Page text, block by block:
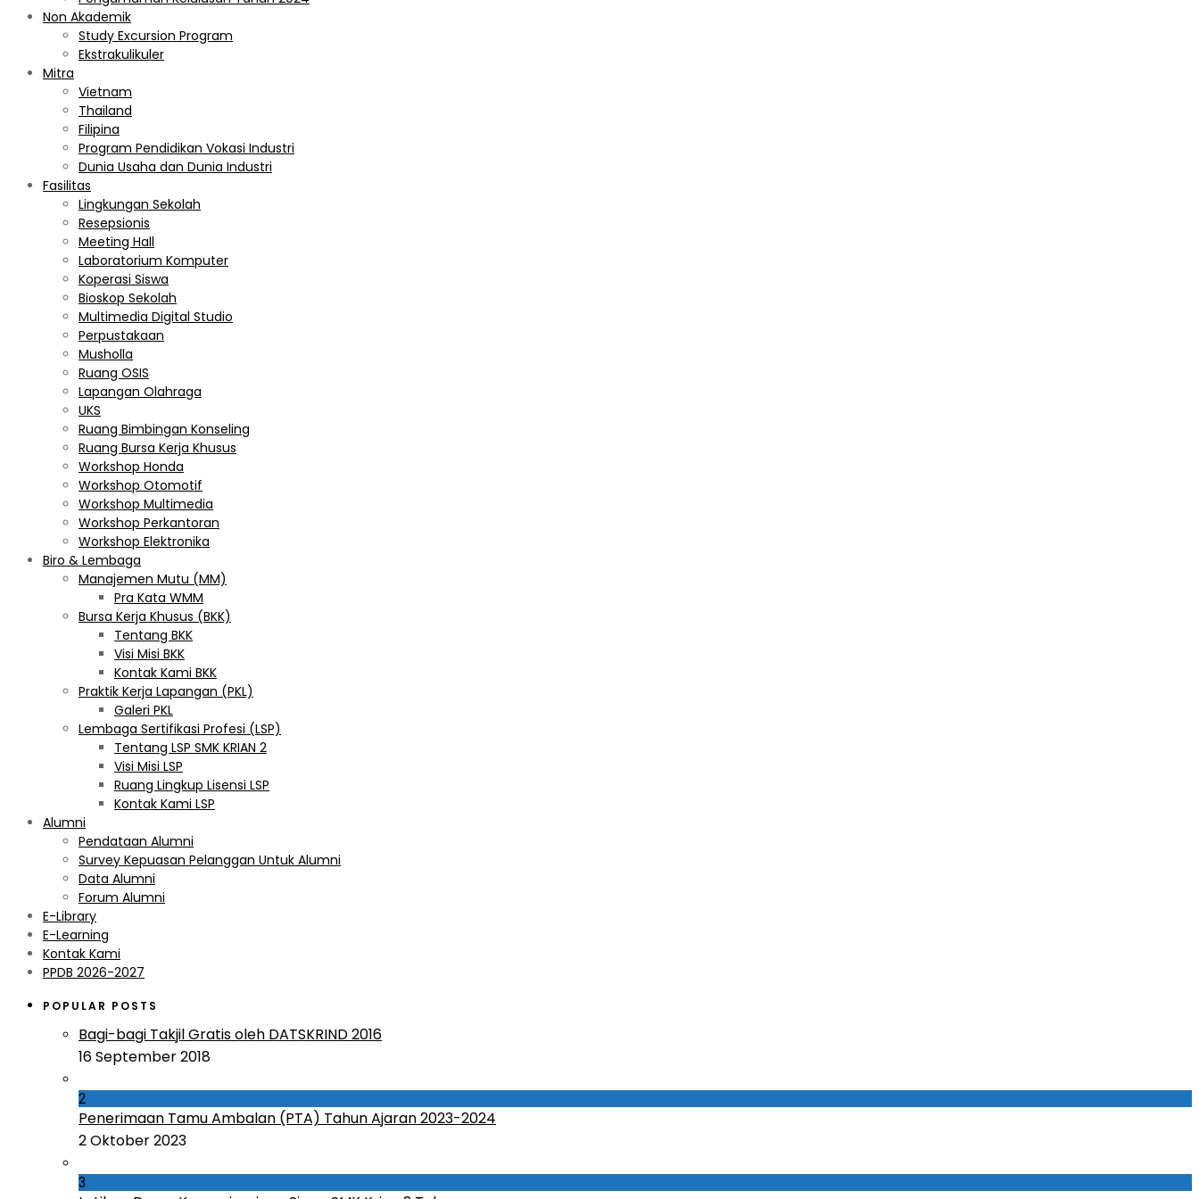
Non Akademik
Study Excursion Program
Ekstrakulikuler
Mitra
Vietnam
Thailand
Filipina
Program Pendidikan Vokasi Industri
Dunia Usaha dan Dunia Industri
Fasilitas
Lingkungan Sekolah
Resepsionis
Meeting Hall
Laboratorium Komputer
Koperasi Siswa
Bioskop Sekolah
Multimedia Digital Studio
Perpustakaan
Musholla
Ruang OSIS
Lapangan Olahraga
UKS
Ruang Bimbingan Konseling
Ruang Bursa Kerja Khusus
Workshop Honda
Workshop Otomotif
Workshop Multimedia
Workshop Perkantoran
Workshop Elektronika
Biro & Lembaga
Manajemen Mutu (MM)
Pra Kata WMM
Bursa Kerja Khusus (BKK)
Tentang BKK
Visi Misi BKK
Kontak Kami BKK
Praktik Kerja Lapangan (PKL)
Galeri PKL
Lembaga Sertifikasi Profesi (LSP)
Tentang LSP SMK KRIAN 2
Visi Misi LSP
Ruang Lingkup Lisensi LSP
Kontak Kami LSP
Alumni
Pendataan Alumni
Survey Kepuasan Pelanggan Untuk Alumni
Data Alumni
Forum Alumni
E-Library
E-Learning
Kontak Kami
PPDB 2026-2027
POPULAR POSTS
Bagi-bagi Takjil Gratis oleh DATSKRIND 2016
16 September 2018
2
Penerimaan Tamu Ambalan (PTA) Tahun Ajaran 2023-2024
2 Oktober 2023
3